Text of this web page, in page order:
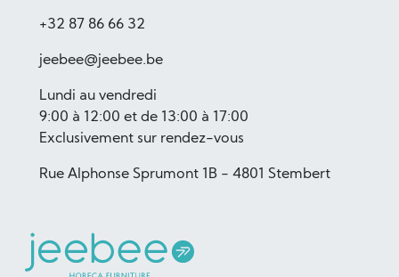
+32 87 86 66 32
jeebee@jeebee.be
Lundi au vendredi
9:00 à 12:00 et de 13:00 à 17:00
Exclusivement sur rendez-vous
Rue Alphonse Sprumont 1B - 4801 Stembert